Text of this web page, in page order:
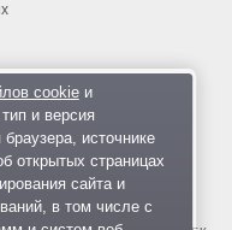
рекомендательные
cookieи
и версия
источнике
открытых страницах
сайта и
в том числе с